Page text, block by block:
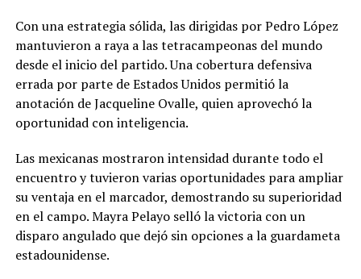
Con una estrategia sólida, las dirigidas por Pedro López
mantuvieron a raya a las tetracampeonas del mundo
desde el inicio del partido. Una cobertura defensiva
errada por parte de Estados Unidos permitió la
anotación de Jacqueline Ovalle, quien aprovechó la
oportunidad con inteligencia.
Las mexicanas mostraron intensidad durante todo el
encuentro y tuvieron varias oportunidades para ampliar
su ventaja en el marcador, demostrando su superioridad
en el campo. Mayra Pelayo selló la victoria con un
disparo angulado que dejó sin opciones a la guardameta
estadounidense.